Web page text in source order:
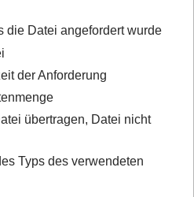
die Datei angefordert wurde
der Anforderung
übertragen, Datei nicht
Typs des verwendeten